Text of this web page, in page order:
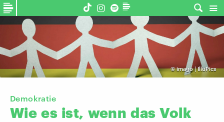
©imago | IlluPics
Demokratie
Wie es ist, wenn das Volk